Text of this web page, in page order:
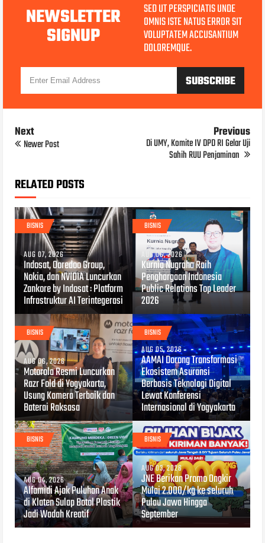
NEWSLETTER
SIGNUP
SED UT PERSPICIATIS UNDE
OMNIS ISTE NATUS ERROR SIT
VOLUPTATEM ACCUSANTIUM
DOLOREMQUE.
Next
Newer Post
Previous
Di UMY, Komite IV DPD RI Gelar Uji
Sahih RUU Penjaminan
RELATED POSTS
BISNIS
AUG 07, 2026
Indosat, Ooredoo Group,
Nokia, dan NVIDIA Luncurkan
Zankore by Indosat : Platform
Infrastruktur AI Terintegerasi
BISNIS
AUG 06, 2026
Kurnia Nugraha Raih
Penghargaan Indonesia
Public Relations Top Leader
2026
BISNIS
AUG 06, 2026
Motorola Resmi Luncurkan
Razr Fold di Yogyakarta,
Usung Kamera Terbaik dan
Baterai Raksasa
BISNIS
AUG 05, 2026
AAMAI Dorong Transformasi
Ekosistem Asuransi
Berbasis Teknologi Digital
Lewat Konferensi
Internasional di Yogyakarta
BISNIS
AUG 04, 2026
Alfamidi Ajak Puluhan Anak
di Klaten Sulap Botol Plastik
Jadi Wadah Kreatif
BISNIS
AUG 03, 2026
JNE Berikan Promo Ongkir
Mulai 2.000/kg ke seluruh
Pulau Jawa Hingga
September